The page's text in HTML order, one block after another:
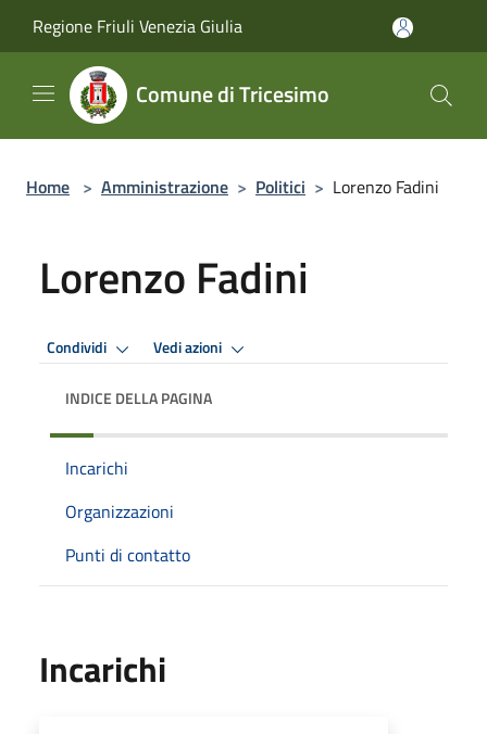
Regione Friuli Venezia Giulia
Comune di Tricesimo
Home > Amministrazione > Politici > Lorenzo Fadini
Lorenzo Fadini
Condividi Vedi azioni
INDICE DELLA PAGINA
Incarichi
Organizzazioni
Punti di contatto
Incarichi